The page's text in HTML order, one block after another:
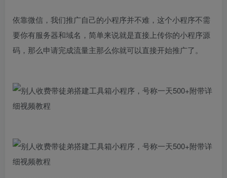
依靠微信，我们推广自己的小程序并不难，这个小程序不需
要你有服务器和域名，简单来说就是直接上传你的小程序源
码，那么申请完成流量主那么你就可以直接开始推广了。